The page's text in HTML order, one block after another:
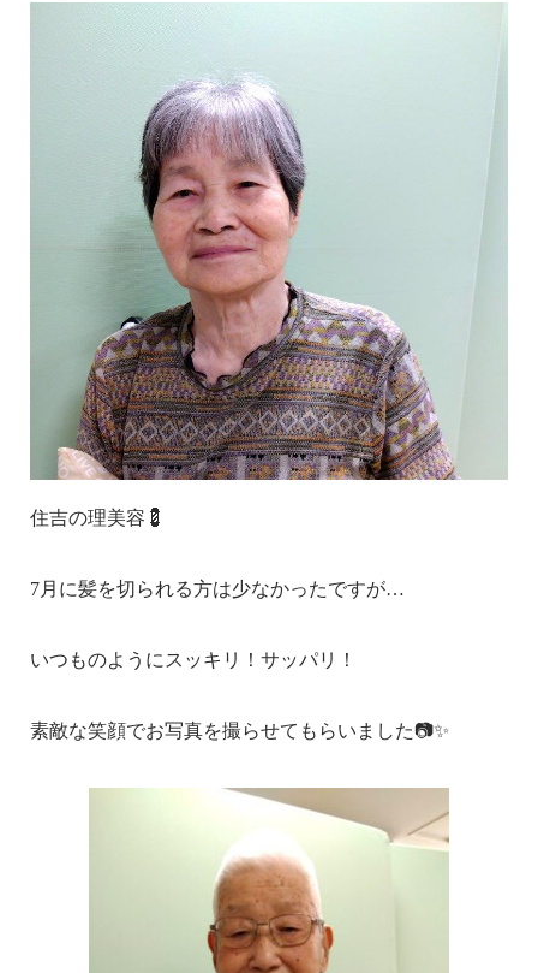
住吉の理美容💈
7月に髪を切られる方は少なかったですが…
いつものようにスッキリ！サッパリ！
素敵な笑顔でお写真を撮らせてもらいました📷✨